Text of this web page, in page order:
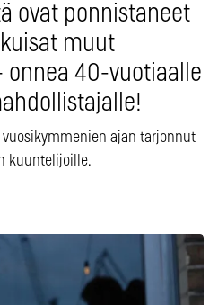
ovat ponnistaneet
muut
onnea 40-vuotiaalle
ajan tarjonnut
kuuntelijoille.